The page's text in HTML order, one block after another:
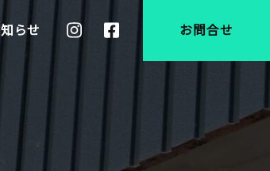
らせ お問合せ